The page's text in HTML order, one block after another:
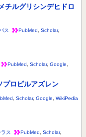
チルグリシンデヒドロ
ス PubMed Scholar,
PubMed Scholar, Google
プロピルアズレン
Scholar, Google WikiPedia
ス PubMed Scholar,